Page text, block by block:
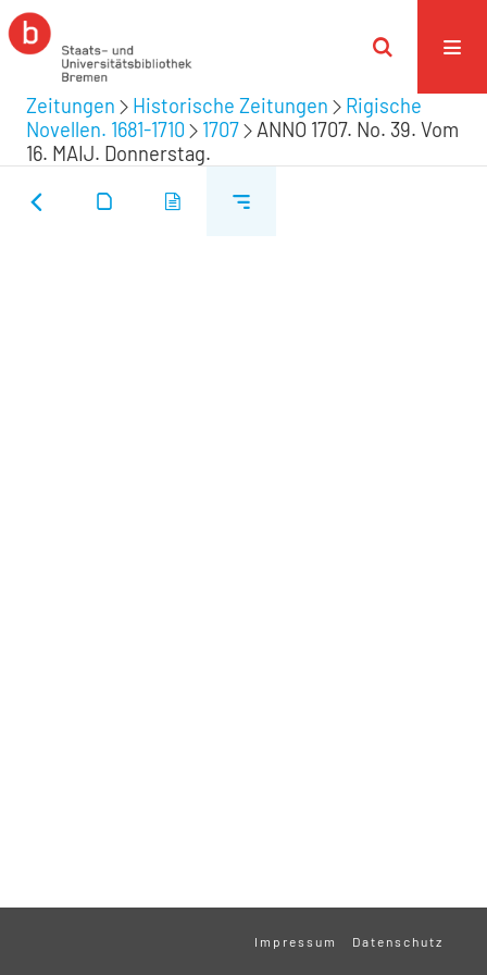
Zeitungen Historische Zeitungen
Rigische
Novellen. 1681-1710
1707
ANNO 1707. No. 39. Vom
16. MAIJ. Donnerstag.
Impressum Datenschutz